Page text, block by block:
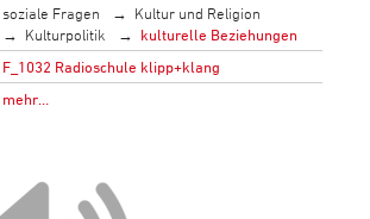
soziale Fragen
Kultur und Religion
Kulturpolitik
kulturelle Beziehungen
F_1032 Radioschule klipp+klang
mehr…